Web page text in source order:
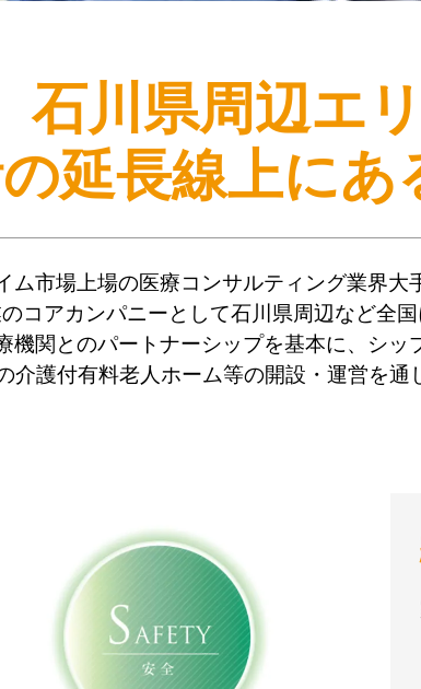
石川県周辺エ
延長線上にあ
ム市場上場の医療コンサルティング業界
コアカンパニーとして石川県周辺など全
機関とのパートナーシップを基本に、シ
介護付有料老人ホーム等の開設・運営を通